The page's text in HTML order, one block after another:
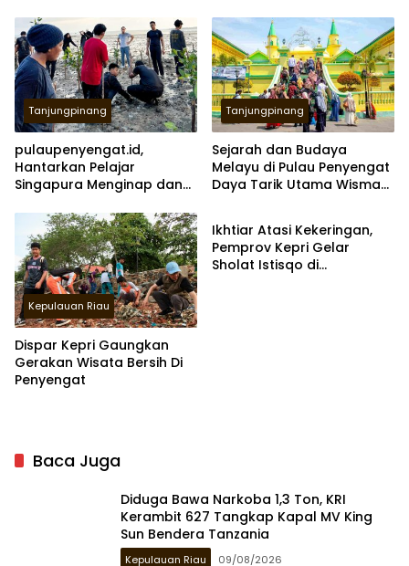
dan Monumen Bahasa
Tanjungpinang
pulaupenyengat.id,
Hantarkan Pelajar
Singapura Menginap dan
Penyengat
Tanjungpinang
Sejarah dan Budaya
Melayu di Pulau Penyengat
Daya Tarik Utama Wisman
Kepulauan Riau
Dispar Kepri Gaungkan
Gerakan Wisata Bersih Di
Penyengat
Kepulauan Riau
Ikhtiar Atasi Kekeringan,
Pemprov Kepri Gelar
Sholat Istisqo di
Baca Juga
Diduga Bawa Narkoba 1,3 Ton, KRI
Kerambit 627 Tangkap Kapal MV King
Sun Bendera Tanzania
Kepulauan Riau 09/08/2026